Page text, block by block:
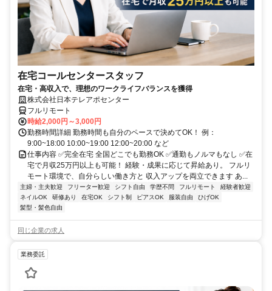
在宅コールセンタースタッフ
在宅・高収入で、理想のワークライフバランスを獲得
株式会社日本テレアポセンター
フルリモート
時給2,000円～3,000円
勤務時間詳細 勤務時間も自分のペースで決めてOK！ 例：
9:00~18:00 10:00~19:00 12:00~20:00 など
仕事内容 ✅完全在宅 全国どこでも勤務OK ✅通勤もノルマもなし ✅在
宅で月収25万円以上も可能！ 経験・成果に応じて昇給あり。 フルリ
モート環境で、自分らしい働き方と 収入アップを両立できます あ...
主婦・主夫歓迎 フリーター歓迎 シフト自由 学歴不問 フルリモート
経験者歓迎
ネイルOK
研修あり 在宅OK シフト制 ピアスOK 服装自由
ひげOK
髪型・髪色自由
同じ企業の求人
業務委託